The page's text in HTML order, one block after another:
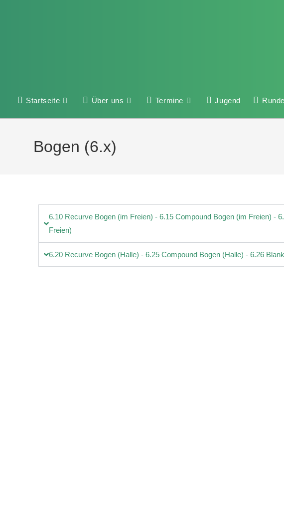
Startseite Über uns Termine Jugend
Bogen (6.x)
6.10 Recurve Bogen (im Freien) - 6.15 Compound Bogen (im Freien) -
Freien)
6.20 Recurve Bogen (Halle) - 6.25 Compound Bogen (Halle) - 6.26